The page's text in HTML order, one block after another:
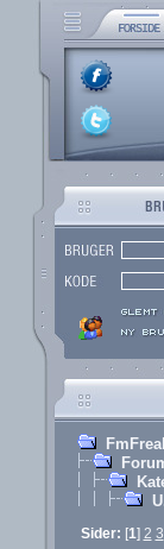
Sider: [1] 2 3